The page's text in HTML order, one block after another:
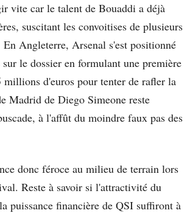
vite car le talent de Bouaddi a déjà
suscitant les convoitises de plusieurs
En Angleterre, Arsenal s'est positionné
le dossier en formulant une première
millions d'euros pour tenter de rafler la
Madrid de Diego Simeone reste
à l'affût du moindre faux pas des
donc féroce au milieu de terrain lors
Reste à savoir si l'attractivité du
puissance financière de QSI suffiront à